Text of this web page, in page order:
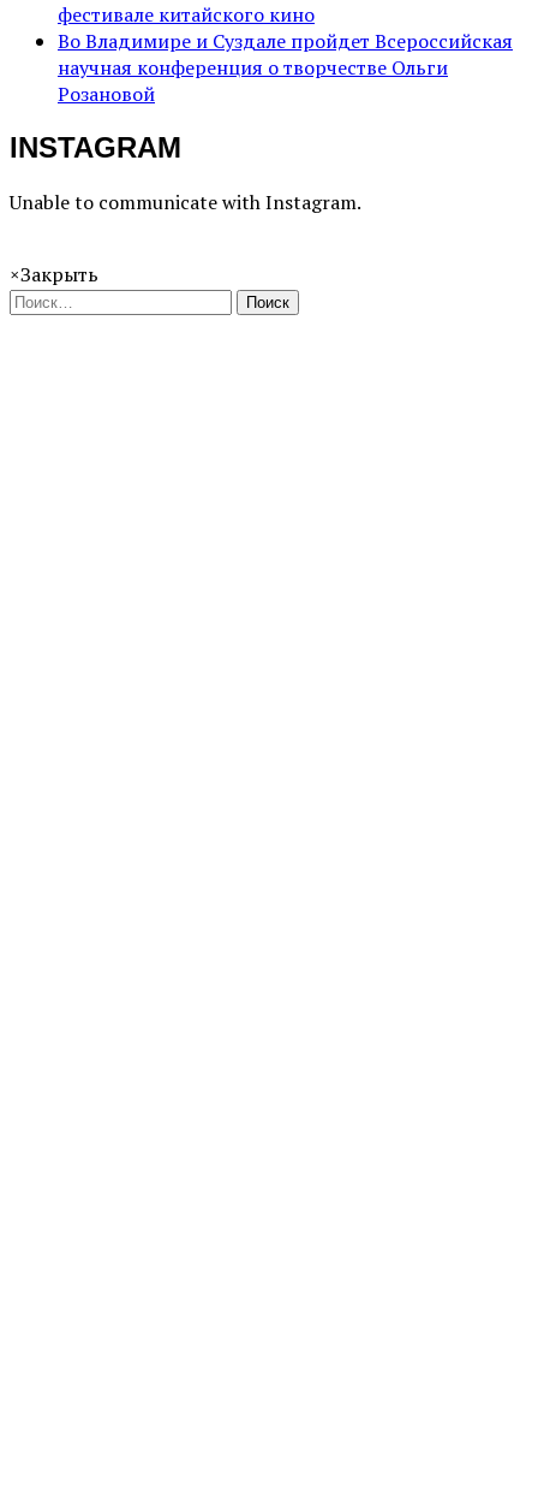
фестивале китайского кино
Во Владимире и Суздале пройдет Всероссийская
научная конференция о творчестве Ольги
Розановой
INSTAGRAM
Unable to communicate with Instagram.
×Закрыть
Поиск